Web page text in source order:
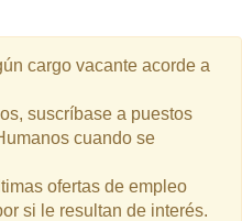
cargo vacante acorde a
suscríbase a puestos
cuando se
ofertas de empleo
si le resultan de interés.